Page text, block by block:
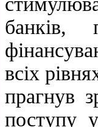
банків,
всіх
прагнув
поступу